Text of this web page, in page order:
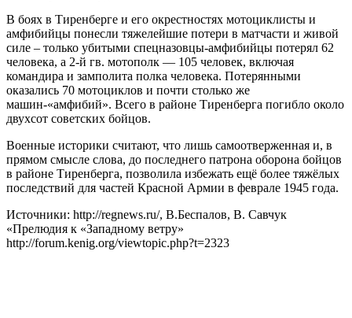
В боях в Тиренберге и его окрестностях мотоциклисты и
амфибийцы понесли тяжелейшие потери в матчасти и живой
силе – только убитыми спецназовцы-амфибийцы потерял 62
человека, а 2-й гв. мотополк — 105 человек, включая
командира и замполита полка человека. Потерянными
оказались 70 мотоциклов и почти столько же
машин-«амфибий». Всего в районе Тиренберга погибло около
двухсот советских бойцов.
Военные историки считают, что лишь самоотверженная и, в
прямом смысле слова, до последнего патрона оборона бойцов
в районе Тиренберга, позволила избежать ещё более тяжёлых
последствий для частей Красной Армии в феврале 1945 года.
Источники: http://regnews.ru/, В.Беспалов, В. Савчук
«Прелюдия к «Западному ветру»
http://forum.kenig.org/viewtopic.php?t=2323